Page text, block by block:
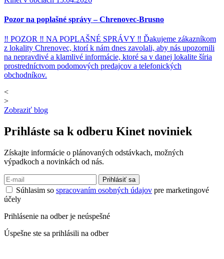
Pozor na poplašné správy – Chrenovec-Brusno
‼ POZOR ‼ NA POPLAŠNÉ SPRÁVY ‼ Ďakujeme zákazníkom
z lokality Chrenovec, ktorí k nám dnes zavolali, aby nás upozornili
na nepravdivé a klamlivé informácie, ktoré sa v danej lokalite šíria
prostredníctvom podomových predajcov a telefonických
obchodníkov.
<
>
Zobraziť blog
Prihláste sa k odberu Kinet noviniek
Získajte informácie o plánovaných odstávkach, možných
výpadkoch a novinkách od nás.
Prihlásiť sa
Súhlasim so spracovaním osobných údajov pre marketingové
účely
Prihlásenie na odber je neúspešné
Úspešne ste sa prihlásili na odber